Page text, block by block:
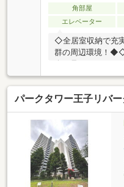
角部屋
エレベーター
◇全居室収納で充
群の周辺環境！
会が見れます！
イフプラン】本物
ションはもちろん
イフサイクルの変
シミュレーション
本物件に関する独
重要事項説明に載
項を色々な角度か
リスクの有無を徹
パークタワー王子リバ